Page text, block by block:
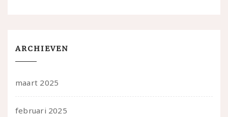
ARCHIEVEN
maart 2025
februari 2025